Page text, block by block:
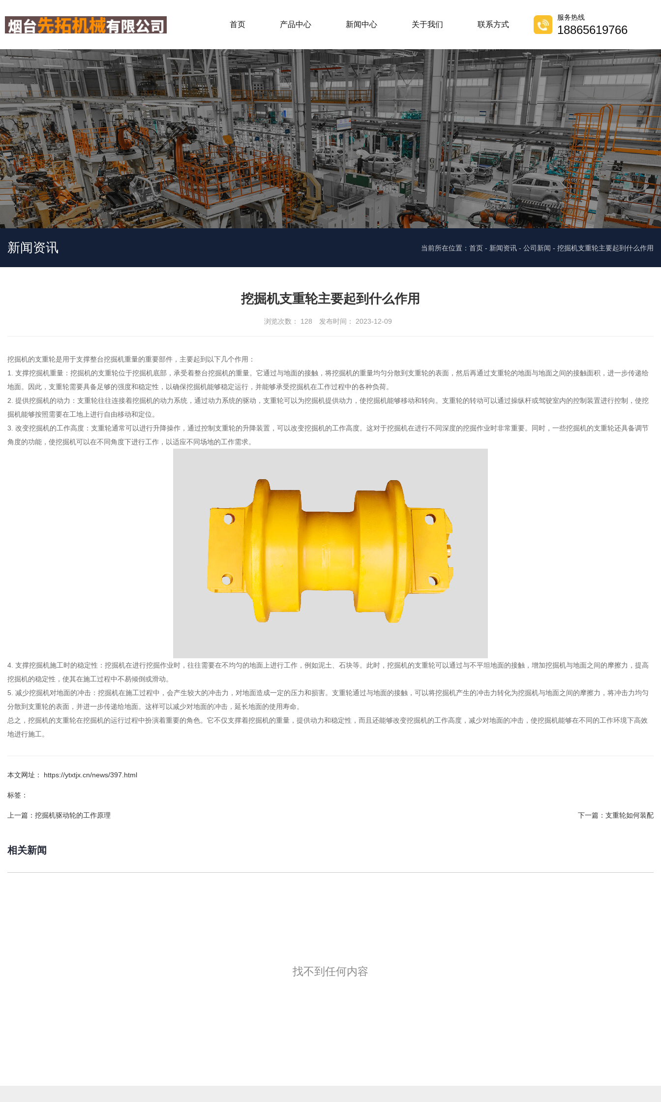
首页 产品中心 新闻中心 关于我们 联系方式
服务热线
18865619766
新闻资讯 当前所在位置：首页 - 新闻资讯 - 公司新闻 - 挖掘机支重轮主要起到什么作用
挖掘机支重轮主要起到什么作用
浏览次数： 128 发布时间： 2023-12-09
挖掘机的支重轮是用于支撑整台挖掘机重量的重要部件，主要起到以下几个作用：
1. 支撑挖掘机重量：挖掘机的支重轮位于挖掘机底部，承受着整台挖掘机的重量。它通过与地面的接触，将挖掘机的重量均匀分散到支重轮的表面，然后再通过支重轮的地面与地面之间的接触面积，进一步传递给
地面。因此，支重轮需要具备足够的强度和稳定性，以确保挖掘机能够稳定运行，并能够承受挖掘机在工作过程中的各种负荷。
2. 提供挖掘机的动力：支重轮往往连接着挖掘机的动力系统，通过动力系统的驱动，支重轮可以为挖掘机提供动力，使挖掘机能够移动和转向。支重轮的转动可以通过操纵杆或驾驶室内的控制装置进行控制，使挖
掘机能够按照需要在工地上进行自由移动和定位。
3. 改变挖掘机的工作高度：支重轮通常可以进行升降操作，通过控制支重轮的升降装置，可以改变挖掘机的工作高度。这对于挖掘机在进行不同深度的挖掘作业时非常重要。同时，一些挖掘机的支重轮还具备调节
角度的功能，使挖掘机可以在不同角度下进行工作，以适应不同场地的工作需求。
4. 支撑挖掘机施工时的稳定性：挖掘机在进行挖掘作业时，往往需要在不均匀的地面上进行工作，例如泥土、石块等。此时，挖掘机的支重轮可以通过与不平坦地面的接触，增加挖掘机与地面之间的摩擦力，提高
挖掘机的稳定性，使其在施工过程中不易倾倒或滑动。
5. 减少挖掘机对地面的冲击：挖掘机在施工过程中，会产生较大的冲击力，对地面造成一定的压力和损害。支重轮通过与地面的接触，可以将挖掘机产生的冲击力转化为挖掘机与地面之间的摩擦力，将冲击力均匀
分散到支重轮的表面，并进一步传递给地面。这样可以减少对地面的冲击，延长地面的使用寿命。
总之，挖掘机的支重轮在挖掘机的运行过程中扮演着重要的角色。它不仅支撑着挖掘机的重量，提供动力和稳定性，而且还能够改变挖掘机的工作高度，减少对地面的冲击，使挖掘机能够在不同的工作环境下高效
地进行施工。
本文网址： https://ytxtjx.cn/news/397.html
标签：
上一篇： 挖掘机驱动轮的工作原理 下一篇： 支重轮如何装配
相关新闻
找不到任何内容